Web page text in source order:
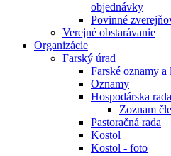
objednávky
Povinné
Verejné obstarávanie
Organizácie
Farský úrad
Farské oznamy a
Oznamy
Hospodárska rada
Zoznam
Pastoračná rada
Kostol
Kostol - foto